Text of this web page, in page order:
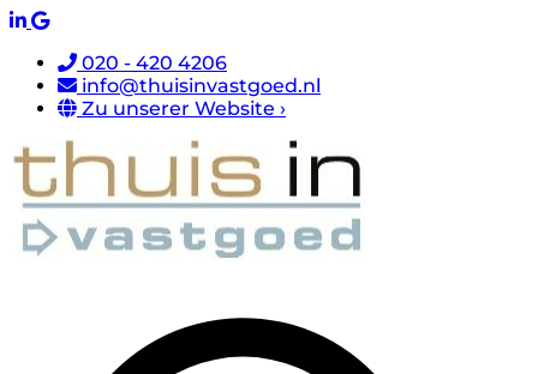
020 - 420 4206
info@thuisinvastgoed.nl
Zu unserer Website ›